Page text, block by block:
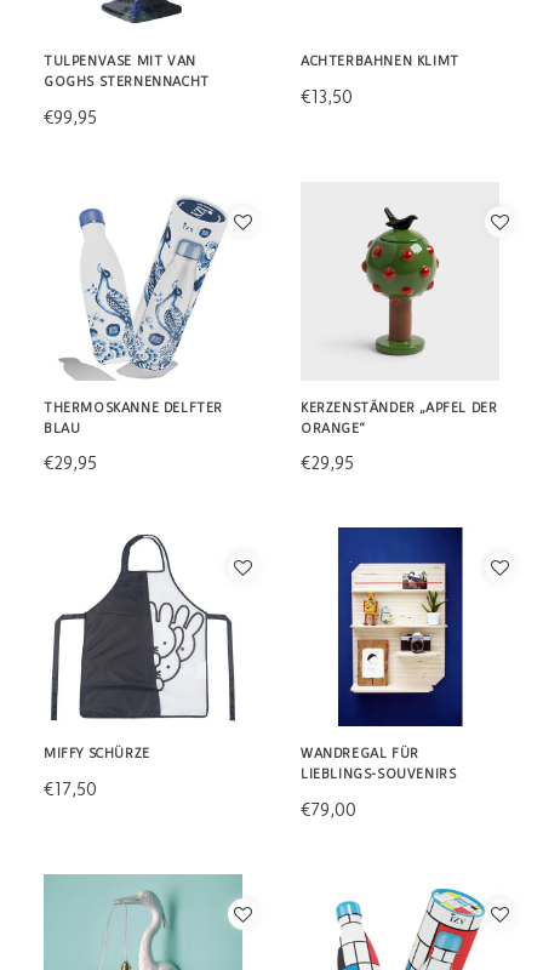
TULPENVASE MIT VAN
GOGHS STERNENNACHT
€99,95
ACHTERBAHNEN KLIMT
€13,50
THERMOSKANNE DELFTER
BLAU
€29,95
KERZENSTÄNDER „APFEL DER
ORANGE“
€29,95
MIFFY SCHÜRZE
€17,50
WANDREGAL FÜR
LIEBLINGS-SOUVENIRS
€79,00